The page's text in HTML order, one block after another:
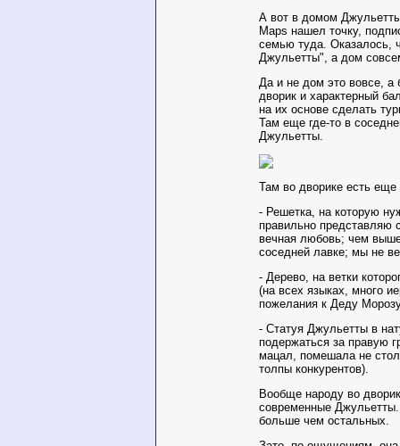
А вот в домом
Maps нашел точку,
семью туда. Оказалось,
Джульетты", а дом
Да и не дом это вовсе, а
дворик и характерный
на их основе сделать
Там еще где-то в
Джульетты.
Там во дворике есть еще
- Решетка, на которую
правильно представляю
вечная любовь; чем
соседней лавке; мы не
- Дерево, на ветки
(на всех языках, много
пожелания к Деду
- Статуя Джульетты в
подержаться за правую
мацал, помешала не
толпы конкурентов).
Вообще народу во
современные
больше чем остальных.